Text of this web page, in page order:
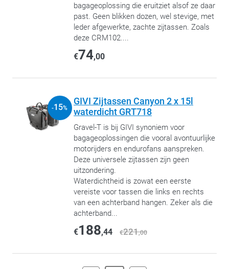
bagageoplossing die eruitziet alsof ze daar
past. Geen blikken dozen, wel stevige, met
leder afgewerkte, zachte zijtassen. Zoals
deze CRM102....
€74,00
-15%
GIVI Zijtassen Canyon 2 x 15l
waterdicht GRT718
Gravel-T is bij GIVI synoniem voor
bagageoplossingen die vooral avontuurlijke
motorijders en endurofans aanspreken.
Deze universele zijtassen zijn geen
uitzondering.
Waterdichtheid is zowat een eerste
vereiste voor tassen die links en rechts
van een achterband hangen. Zeker als die
achterband...
€188,44 €221,00